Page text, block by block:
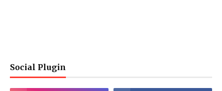
Social Plugin